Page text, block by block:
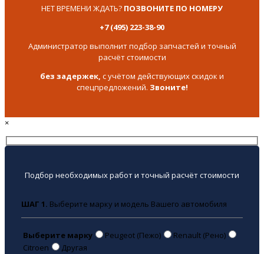
НЕТ ВРЕМЕНИ ЖДАТЬ? ПОЗВОНИТЕ ПО НОМЕРУ
+7 (495) 223-38-90
Администратор выполнит подбор запчастей и точный
расчёт стоимости
без задержек, с учётом действующих скидок и
спецпредложений. Звоните!
×
Подбор необходимых работ и точный расчёт стоимости
ШАГ 1. Выберите марку и модель Вашего автомобиля
Выберите марку Peugeot (Пежо)
Renault (Рено)
Citroen
Другая